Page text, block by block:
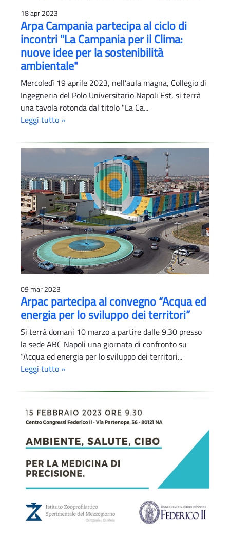
18 apr 2023
Arpa Campania partecipa al ciclo di
incontri "La Campania per il Clima:
nuove idee per la sostenibilità
ambientale"
Mercoledì 19 aprile 2023, nell’aula magna, Collegio di
Ingegneria del Polo Universitario Napoli Est, si terrà
una tavola rotonda dal titolo "La Ca...
Leggi tutto »
09 mar 2023
Arpac partecipa al convegno “Acqua ed
energia per lo sviluppo dei territori”
Si terrà domani 10 marzo a partire dalle 9.30 presso
la sede ABC Napoli una giornata di confronto su
“Acqua ed energia per lo sviluppo dei territori...
Leggi tutto »